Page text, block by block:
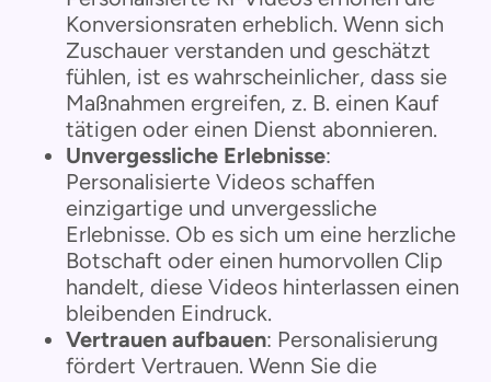
Konversionsraten erheblich. Wenn sich
Zuschauer verstanden und geschätzt
fühlen, ist es wahrscheinlicher, dass sie
Maßnahmen ergreifen, z. B. einen Kauf
tätigen oder einen Dienst abonnieren.
Unvergessliche Erlebnisse:
Personalisierte Videos schaffen
einzigartige und unvergessliche
Erlebnisse. Ob es sich um eine herzliche
Botschaft oder einen humorvollen Clip
handelt, diese Videos hinterlassen einen
bleibenden Eindruck.
Vertrauen aufbauen: Personalisierung
fördert Vertrauen. Wenn Sie die